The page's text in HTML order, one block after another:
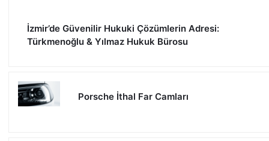
İzmir’de Güvenilir Hukuki Çözümlerin Adresi:
Türkmenoğlu & Yılmaz Hukuk Bürosu
Porsche İthal Far Camları